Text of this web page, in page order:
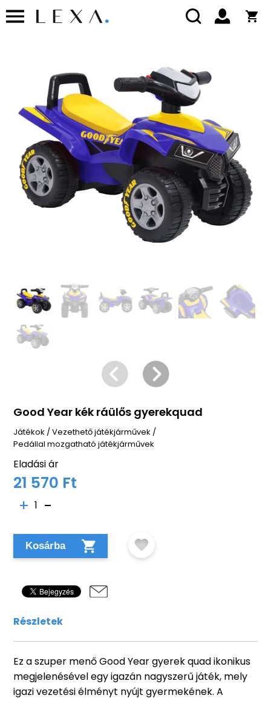
Good Year kék ráülős gyerekquad
Játékok /Vezethető játékjárművek /
Pedállal mozgatható játékjárművek
Eladási ár
21 570 Ft
1
Kosárba
Részletek
Ez a szuper menő Good Year gyerek quad ikonikus
megjelenésével egy igazán nagyszerű játék, mely
igazi vezetési élményt nyújt gyermekének. A